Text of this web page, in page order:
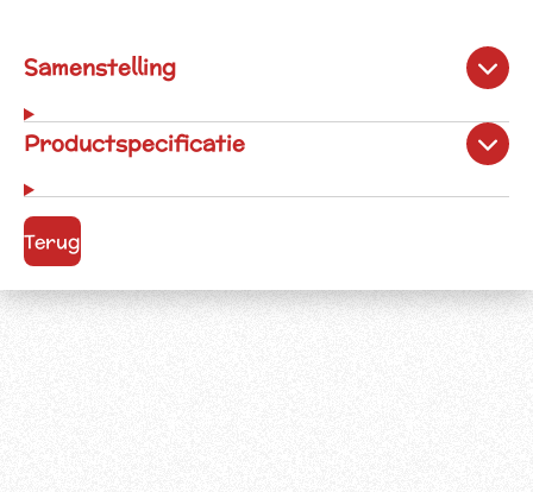
Samenstelling
Productspecificatie
Terug